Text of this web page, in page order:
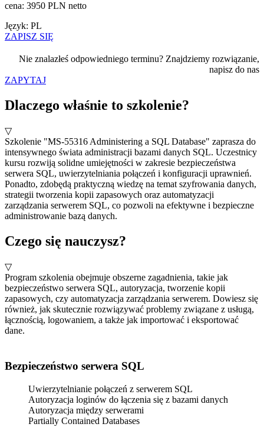
cena: 3950 PLN netto
Język: PL
ZAPISZ SIĘ
Nie znalazłeś odpowiedniego terminu? Znajdziemy rozwiązanie,
napisz do nas
ZAPYTAJ
Dlaczego właśnie to szkolenie?
▽
Szkolenie "MS-55316 Administering a SQL Database" zaprasza do
intensywnego świata administracji bazami danych SQL. Uczestnicy
kursu rozwiją solidne umiejętności w zakresie bezpieczeństwa
serwera SQL, uwierzytelniania połączeń i konfiguracji uprawnień.
Ponadto, zdobędą praktyczną wiedzę na temat szyfrowania danych,
strategii tworzenia kopii zapasowych oraz automatyzacji
zarządzania serwerem SQL, co pozwoli na efektywne i bezpieczne
administrowanie bazą danych.
Czego się nauczysz?
▽
Program szkolenia obejmuje obszerne zagadnienia, takie jak
bezpieczeństwo serwera SQL, autoryzacja, tworzenie kopii
zapasowych, czy automatyzacja zarządzania serwerem. Dowiesz się
również, jak skutecznie rozwiązywać problemy związane z usługą,
łącznością, logowaniem, a także jak importować i eksportować
dane.
Bezpieczeństwo serwera SQL
Uwierzytelnianie połączeń z serwerem SQL
Autoryzacja loginów do łączenia się z bazami danych
Autoryzacja między serwerami
Partially Contained Databases